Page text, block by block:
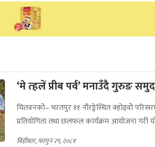
‘मे त्हलें प्रीब पर्व’ मनाउँदै गुरुङ
चितवनको– भरतपुर ११ नौरङ्गेस्थित क्होइवोे
प्रतियोगिता तथा छलफल कार्यक्रम आयोजना गरी
बिहीबार, फागुन २९, २०८१